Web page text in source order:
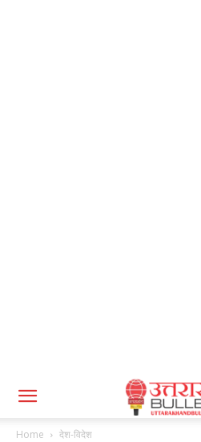
Home देश-विदेश